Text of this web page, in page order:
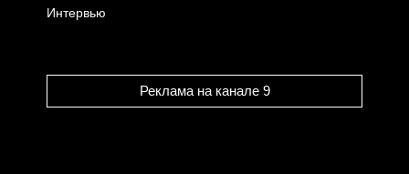
Интервью
Реклама на канале 9